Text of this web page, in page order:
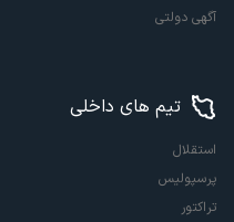
آگهی دولتی
تیم های داخلی
استقلال
پرسپولیس
تراکتور